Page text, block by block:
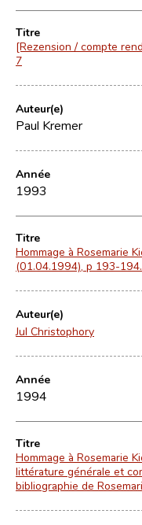
Titre
[Rezension / compte
7
Auteur(e)
Paul Kremer
Année
1993
Titre
Hommage à Rosemarie
(01.04.1994), p 193-194.
Auteur(e)
Jul Christophory
Année
1994
Titre
Hommage à Rosemarie
littérature générale et
bibliographie de